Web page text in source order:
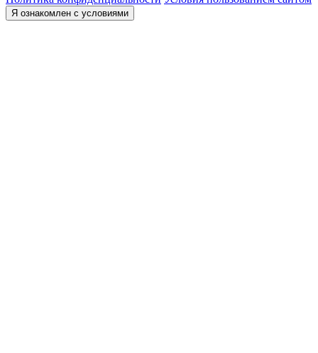
Я ознакомлен с условиями